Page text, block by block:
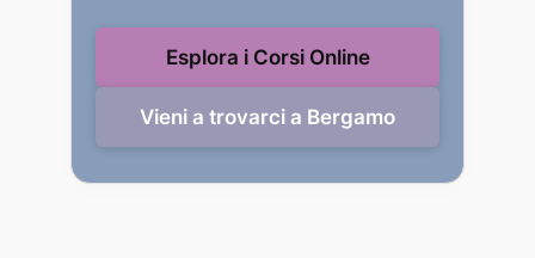
Esplora i Corsi Online
Vieni a trovarci a Bergamo